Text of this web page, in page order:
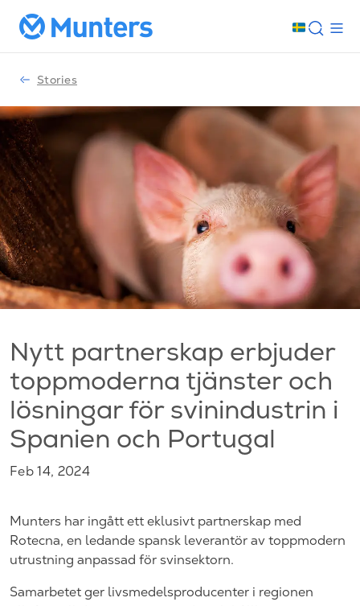
Stories
Nytt partnerskap erbjuder
toppmoderna tjänster och
lösningar för svinindustrin i
Spanien och Portugal
Feb 14, 2024
Munters har ingått ett eklusivt partnerskap med
Rotecna, en ledande spansk leverantör av toppmodern
utrustning anpassad för svinsektorn.
Samarbetet ger livsmedelsproducenter i regionen